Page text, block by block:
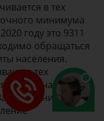
в тех
минимума
году это 9311
обращаться
населения.
в тех
величина ПМП
получением